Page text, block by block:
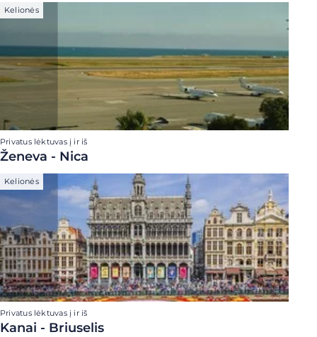
Kelionės
Privatus lėktuvas į ir iš
Ženeva - Nica
Kelionės
Privatus lėktuvas į ir iš
Kanai - Briuselis